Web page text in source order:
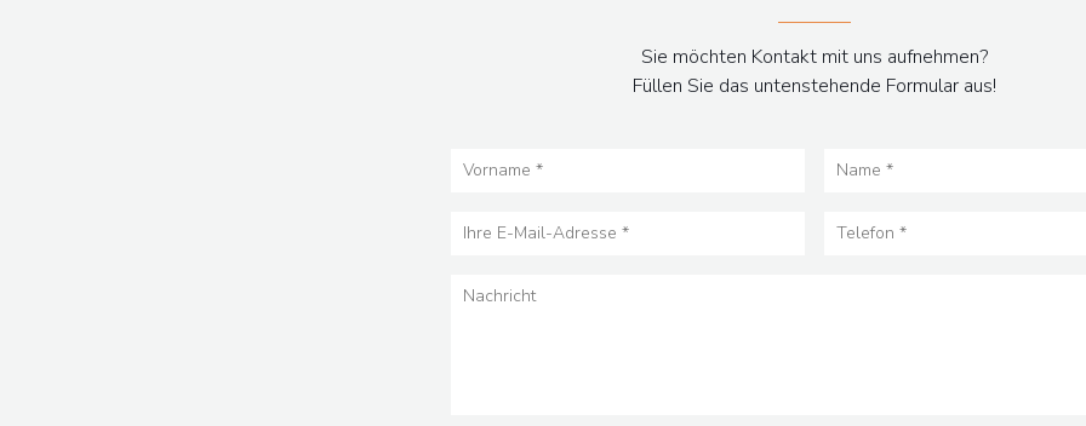
Sie möchten Kontakt mit uns aufnehmen?
Füllen Sie das untenstehende Formular aus!